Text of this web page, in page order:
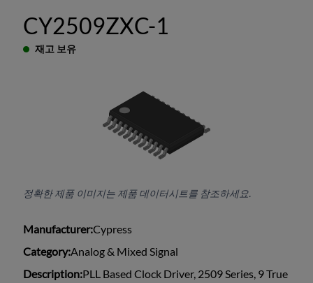
CY2509ZXC-1
재고 보유
정확한 제품 이미지는 제품 데이터시트를 참조하세요.
Manufacturer:Cypress
Category:Analog & Mixed Signal
Description:PLL Based Clock Driver, 2509 Series, 9 True